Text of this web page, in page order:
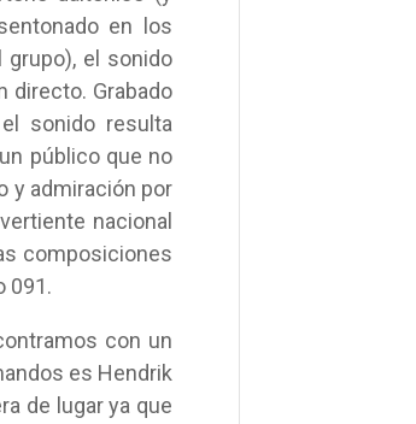
en los
grupo), el sonido
directo. Grabado
sonido resulta
público que no
y admiración por
nacional
composiciones
091.
con un
es Hendrik
de lugar ya que